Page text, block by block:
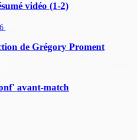
vidéo (1-2)
de Grégory Proment
avant-match